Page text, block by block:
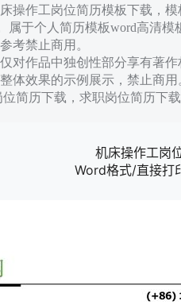
操作工岗位简历模板下载，
属于个人简历模板word高清
考禁止商用。
仅对作品中独创性部分享有著
体效果的示例展示，禁止商用
简历下载，求职岗位简历下载
机床操作工岗
Word格式/直接打